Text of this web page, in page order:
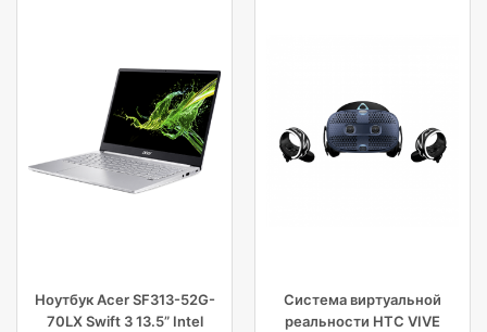
Ноутбук Acer SF313-52G-
70LX Swift 3 13.5” Intel
Система виртуальной
реальности HTC VIVE